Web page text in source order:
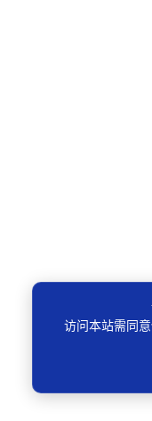
访问本站需同